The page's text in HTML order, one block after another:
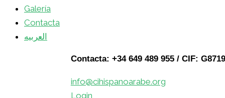
Galería
Contacta
العربيه
Contacta: +34 649 489 955 / CIF:
info@cihispanoarabe.org
Login